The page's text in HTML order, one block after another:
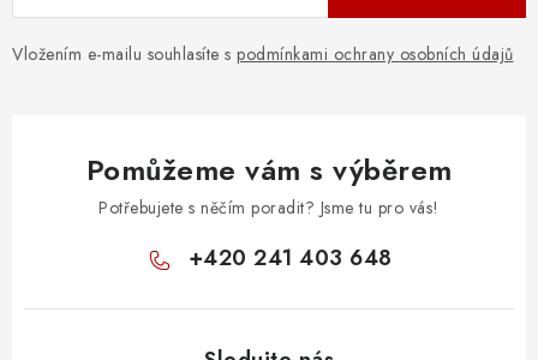
Vložením e-mailu souhlasíte s podmínkami ochrany osobních údajů
Pomůžeme vám s výběrem
Potřebujete s něčím poradit? Jsme tu pro vás!
+420 241 403 648